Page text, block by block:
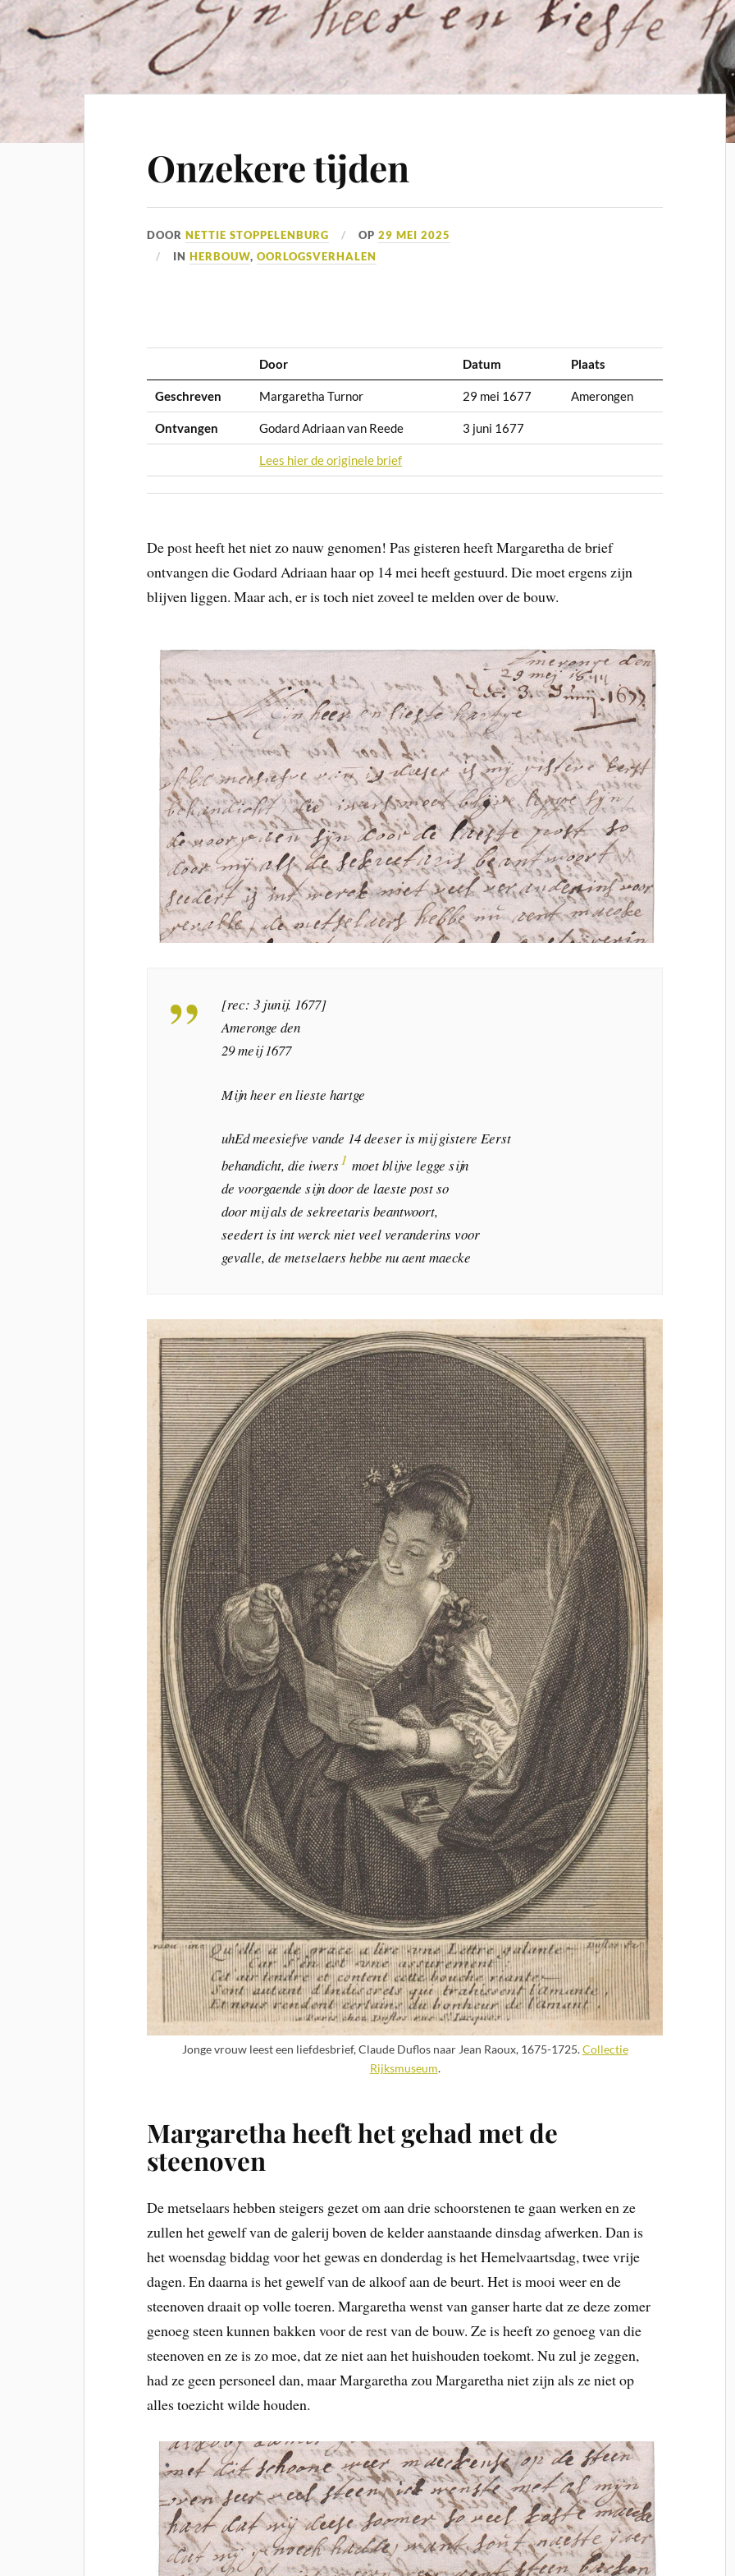
Onzekere tijden
DOORNETTIE STOPPELENBURG OP29 MEI 2025
INHERBOUW,OORLOGSVERHALEN
Door Datum Plaats
Geschreven Margaretha Turnor 29 mei 1677 Amerongen
Ontvangen Godard Adriaan van Reede 3 juni 1677
Lees hier de originele brief
De post heeft het niet zo nauw genomen! Pas gisteren heeft Margaretha de brief
ontvangen die Godard Adriaan haar op 14 mei heeft gestuurd. Die moet ergens zijn
blijven liggen. Maar ach, er is toch niet zoveel te melden over de bouw.
[rec: 3 junij. 1677]
Ameronge den
29 meij 1677
Mijn heer en lieste hartge
uhEd meesiefve vande 14 deeser is mij gistere Eerst
behandicht, die iwers1 moet blijve legge sijn
de voorgaende sijn door de laeste post so
door mij als de sekreetaris beantwoort,
seedert is int werck niet veel veranderins voor
gevalle, de metselaers hebbe nu aent maecke
Jonge vrouw leest een liefdesbrief, Claude Duflos naar Jean Raoux, 1675-1725.Collectie
Rijksmuseum.
Margaretha heeft het gehad met de
steenoven
De metselaars hebben steigers gezet om aan drie schoorstenen te gaan werken en ze
zullen het gewelf van de galerij boven de kelder aanstaande dinsdag afwerken. Dan is
het woensdag biddag voor het gewas en donderdag is het Hemelvaartsdag, twee vrije
dagen. En daarna is het gewelf van de alkoof aan de beurt. Het is mooi weer en de
steenoven draait op volle toeren. Margaretha wenst van ganser harte dat ze deze zomer
genoeg steen kunnen bakken voor de rest van de bouw. Ze is heeft zo genoeg van die
steenoven en ze is zo moe, dat ze niet aan het huishouden toekomt. Nu zul je zeggen,
had ze geen personeel dan, maar Margaretha zou Margaretha niet zijn als ze niet op
alles toezicht wilde houden.